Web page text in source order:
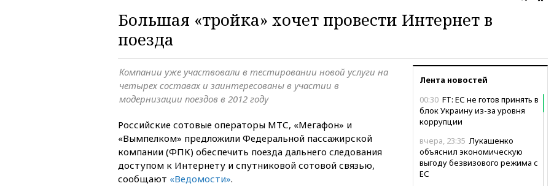
Большая «тройка» хочет провести Интернет в
поезда
Лента новостей
00:30 FT: ЕС не готов принять в
блок Украину из-за уровня
коррупции
вчера, 23:35 Лукашенко
объяснил экономическую
выгоду безвизового режима с
ЕС
Компании уже участвовали в тестировании новой услуги на
четырех составах и заинтересованы в участии в
модернизации поездов в 2012 году
Российские сотовые операторы МТС, «Мегафон» и
«Вымпелком» предложили Федеральной пассажирской
компании (ФПК) обеспечить поезда дальнего следования
доступом к Интернету и спутниковой сотовой связью,
сообщают «Ведомости».